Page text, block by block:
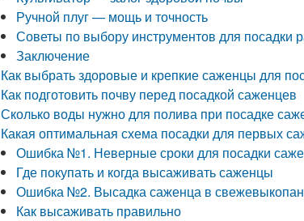
Ручной плуг — мощь и точность
Советы по выбору инструментов для посадки
Заключение
Как выбрать здоровые и крепкие саженцы для
Как подготовить почву перед посадкой саженцев
Сколько воды нужно для полива при посадке
Какая оптимальная схема посадки для первых
Ошибка №1. Неверные сроки для посадки
Где покупать и когда высаживать саженцы
Ошибка №2. Высадка саженца в
Как высаживать правильно